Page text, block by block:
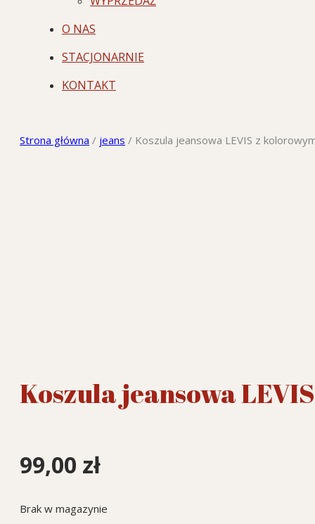
O NAS
STACJONARNIE
KONTAKT
Strona główna / jeans / Koszula jeansowa LEVIS z
Koszula jeansowa
99,00 zł
Brak w magazynie